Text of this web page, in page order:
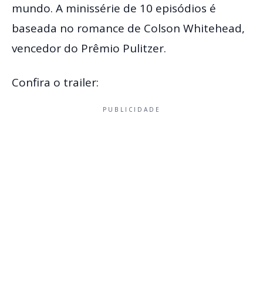
mundo. A minissérie de 10 episódios é
baseada no romance de Colson Whitehead,
vencedor do Prêmio Pulitzer.
Confira o trailer:
PUBLICIDADE